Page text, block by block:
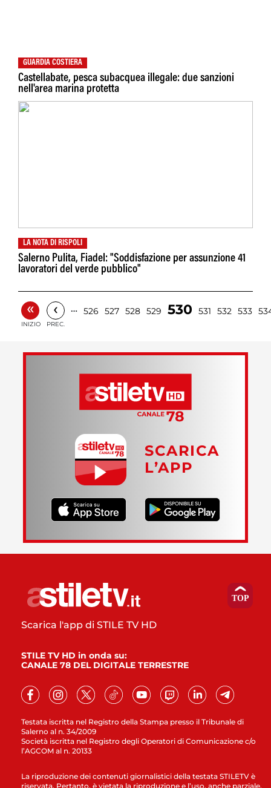
GUARDIA COSTIERA
Castellabate, pesca subacquea illegale: due sanzioni
nell'area marina protetta
LA NOTA DI RISPOLI
Salerno Pulita, Fiadel: "Soddisfazione per assunzione 41
lavoratori del verde pubblico"
«
INIZIO
‹
PREC.
… 526 527 528 529 530 531 532 533
SCARICA
L’APP
Testata iscritta nel Registro della Stampa presso il Tribunale di
Salerno al n. 34/2009
Società iscritta nel Registro degli Operatori di Comunicazione c/o
l’AGCOM al n. 20133
Scarica l'app di STILE TV HD
STILE TV HD in onda su:
CANALE 78 DEL DIGITALE TERRESTRE
La riproduzione dei contenuti giornalistici della testata STILETV è
riservata. Pertanto, è vietata la riproduzione e l’uso, anche parziale,